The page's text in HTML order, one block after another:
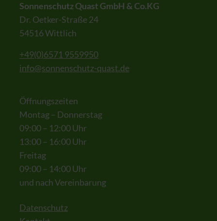
Sonnenschutz Quast GmbH & Co.KG
Dr. Oetker-Straße 24
54516 Wittlich
+49(0)6571 9559950
info@sonnenschutz-quast.de
Öffnungszeiten
Montag – Donnerstag
09:00 – 12:00 Uhr
13:00 – 16:00 Uhr
Freitag
09:00 – 14:00 Uhr
und nach Vereinbarung
Datenschutz